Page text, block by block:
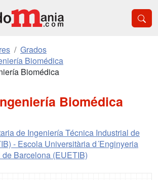
Grados
Biomédica
Biomédica
Biomédica
de Ingeniería Técnica Industrial de
- Escola Universitària d´Enginyeria
Barcelona (EUETIB)